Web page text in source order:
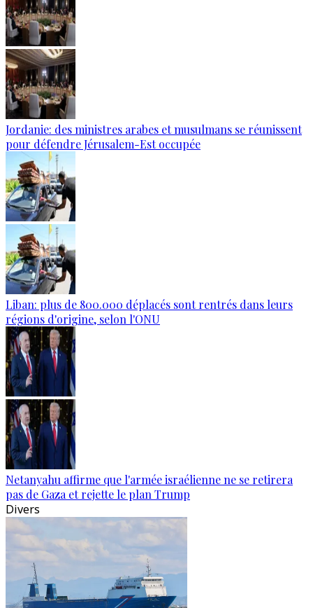
Jordanie: des ministres arabes et musulmans se réunissent
pour défendre Jérusalem-Est occupée
Liban: plus de 800.000 déplacés sont rentrés dans leurs
régions d'origine, selon l'ONU
Netanyahu affirme que l'armée israélienne ne se retirera
pas de Gaza et rejette le plan Trump
Divers